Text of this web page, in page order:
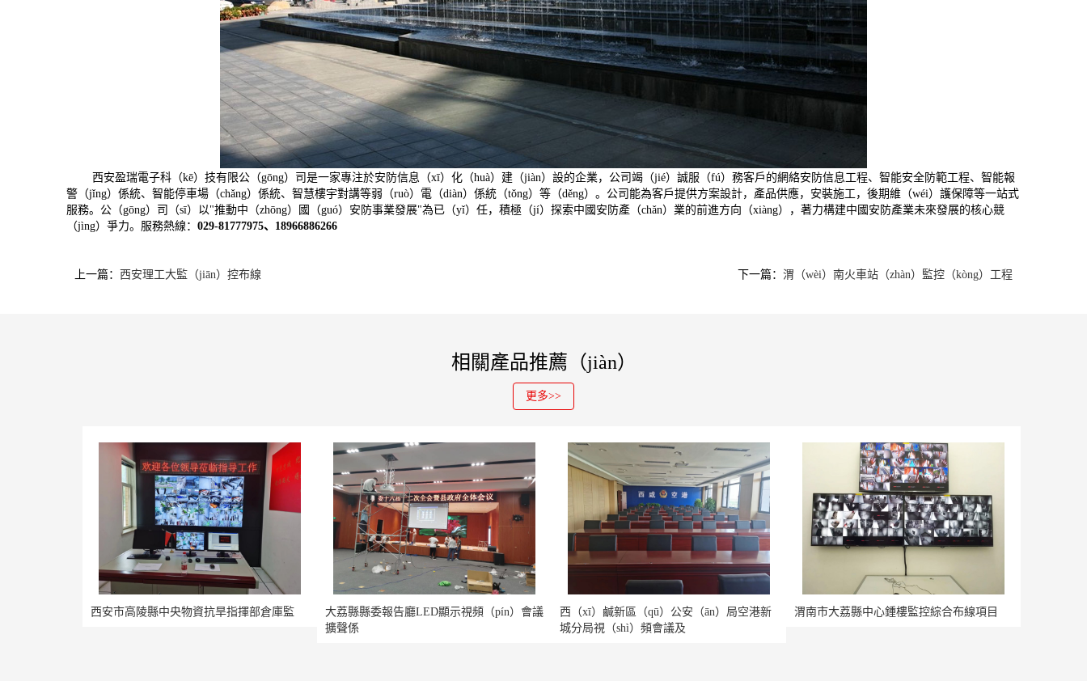
西安盈瑞電子科（kē）技有限公（gōng）司是一家專注於安防信息（xī）化（huà）建（jiàn）設的企業，公司竭（jié）誠服（fú）務客戶的網絡安防信息工程、智能安全防範工程、智能報
警（jǐng）係統、智能停車場（chǎng）係統、智慧樓宇對講等弱（ruò）電（diàn）係統（tǒng）等（děng）。公司能為客戶提供方案設計，產品供應，安裝施工，後期維（wéi）護保障等一站式
服務。公（gōng）司（sī）以"推動中（zhōng）國（guó）安防事業發展"為已（yǐ）任，積極（jí）探索中國安防產（chǎn）業的前進方向（xiàng），著力構建中國安防產業未來發展的核心競
（jìng）爭力。服務熱線： 029-81777975、18966886266
上一篇： 西安理工大監（jiān）控布線 下一篇： 渭（wèi）南火車站（zhàn）監控（kòng）工程
相關產品推薦（jiàn）
更多>>
西安市高陵縣中央物資抗旱指揮部倉庫監
大荔縣縣委報告廳LED顯示視頻（pín）會議
擴聲係
西（xī）鹹新區（qū）公安（ān）局空港新
城分局視（shì）頻會議及
渭南市大荔縣中心鍾樓監控綜合布線項目